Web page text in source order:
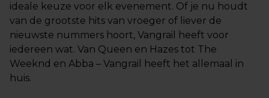
ideale keuze voor elk evenement. Of je nu houdt
van de grootste hits van vroeger of liever de
nieuwste nummers hoort, Vangrail heeft voor
iedereen wat. Van Queen en Hazes tot The
Weeknd en Abba – Vangrail heeft het allemaal in
huis.